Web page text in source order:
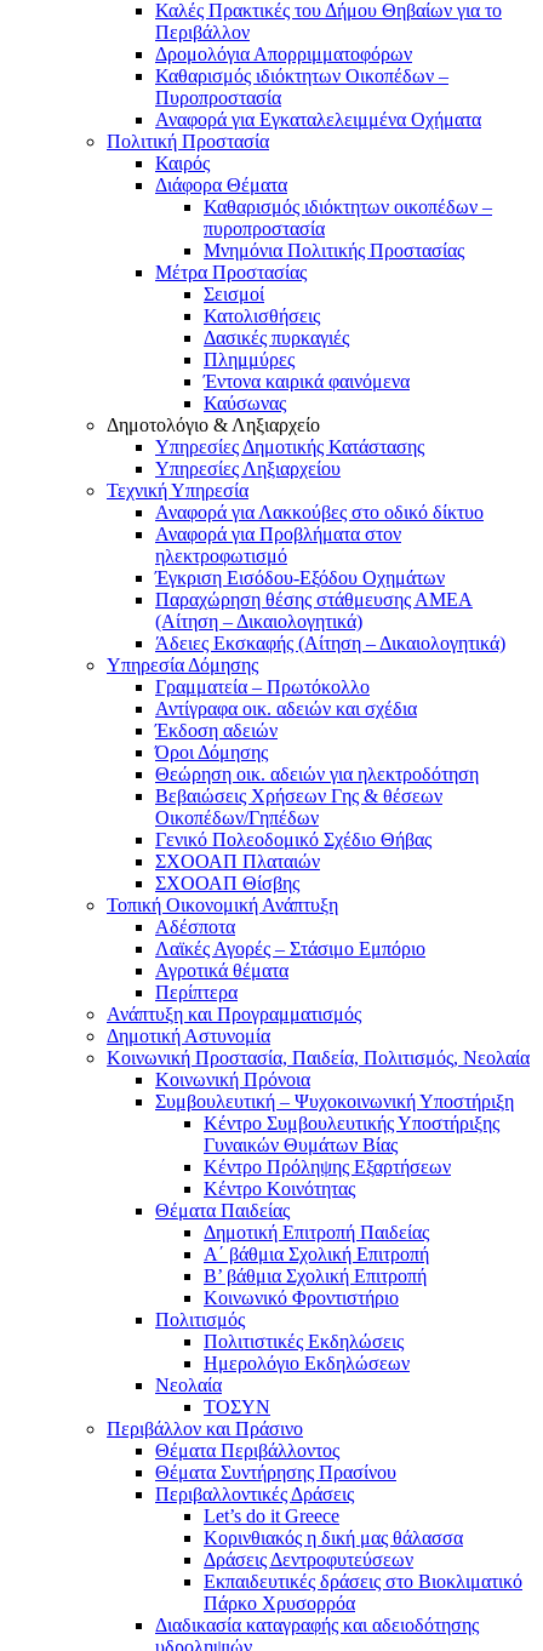
Καλές Πρακτικές του Δήμου Θηβαίων για το
Περιβάλλον
Δρομολόγια Απορριμματοφόρων
Καθαρισμός ιδιόκτητων Οικοπέδων –
Πυροπροστασία
Αναφορά για Εγκαταλελειμμένα Οχήματα
Πολιτική Προστασία
Καιρός
Διάφορα Θέματα
Καθαρισμός ιδιόκτητων οικοπέδων –
πυροπροστασία
Μνημόνια Πολιτικής Προστασίας
Μέτρα Προστασίας
Σεισμοί
Κατολισθήσεις
Δασικές πυρκαγιές
Πλημμύρες
Έντονα καιρικά φαινόμενα
Καύσωνας
Δημοτολόγιο & Ληξιαρχείο
Υπηρεσίες Δημοτικής Κατάστασης
Υπηρεσίες Ληξιαρχείου
Τεχνική Υπηρεσία
Αναφορά για Λακκούβες στο οδικό δίκτυο
Αναφορά για Προβλήματα στον
ηλεκτροφωτισμό
Έγκριση Εισόδου-Εξόδου Οχημάτων
Παραχώρηση θέσης στάθμευσης ΑΜΕΑ
(Αίτηση – Δικαιολογητικά)
Άδειες Εκσκαφής (Αίτηση – Δικαιολογητικά)
Υπηρεσία Δόμησης
Γραμματεία – Πρωτόκολλο
Αντίγραφα οικ. αδειών και σχέδια
Έκδοση αδειών
Όροι Δόμησης
Θεώρηση οικ. αδειών για ηλεκτροδότηση
Βεβαιώσεις Χρήσεων Γης & θέσεων
Οικοπέδων/Γηπέδων
Γενικό Πολεοδομικό Σχέδιο Θήβας
ΣΧΟΟΑΠ Πλαταιών
ΣΧΟΟΑΠ Θίσβης
Τοπική Οικονομική Ανάπτυξη
Αδέσποτα
Λαϊκές Αγορές – Στάσιμο Εμπόριο
Αγροτικά θέματα
Περίπτερα
Ανάπτυξη και Προγραμματισμός
Δημοτική Αστυνομία
Κοινωνική Προστασία, Παιδεία, Πολιτισμός, Νεολαία
Κοινωνική Πρόνοια
Συμβουλευτική – Ψυχοκοινωνική Υποστήριξη
Κέντρο Συμβουλευτικής Υποστήριξης
Γυναικών Θυμάτων Βίας
Κέντρο Πρόληψης Εξαρτήσεων
Κέντρο Κοινότητας
Θέματα Παιδείας
Δημοτική Επιτροπή Παιδείας
Α΄ βάθμια Σχολική Επιτροπή
B’ βάθμια Σχολική Επιτροπή
Κοινωνικό Φροντιστήριο
Πολιτισμός
Πολιτιστικές Εκδηλώσεις
Ημερολόγιο Εκδηλώσεων
Νεολαία
ΤΟΣΥΝ
Περιβάλλον και Πράσινο
Θέματα Περιβάλλοντος
Θέματα Συντήρησης Πρασίνου
Περιβαλλοντικές Δράσεις
Let’s do it Greece
Kορινθιακός η δική μας θάλασσα
Δράσεις Δεντροφυτεύσεων
Εκπαιδευτικές δράσεις στο Βιοκλιματικό
Πάρκο Χρυσορρόα
Διαδικασία καταγραφής και αδειοδότησης
υδροληψιών